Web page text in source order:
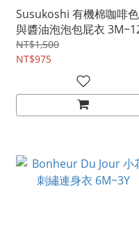
Susukoshi 有機棉咖啡
與醬油泡泡包屁衣
NT$1,500
NT$975